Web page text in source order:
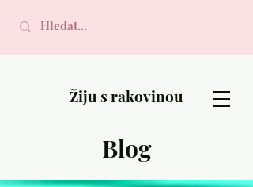
Žiju s rakovinou
Blog